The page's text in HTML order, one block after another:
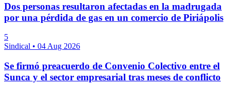
Dos personas resultaron afectadas en la madrugada
por una pérdida de gas en un comercio de Piriápolis
5
Sindical • 04 Aug 2026
Se firmó preacuerdo de Convenio Colectivo entre el
Sunca y el sector empresarial tras meses de conflicto